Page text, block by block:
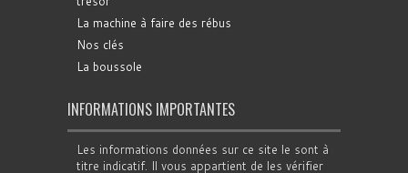
La machine à faire des rébus
Nos clés
La boussole
INFORMATIONS IMPORTANTES
Les informations données sur ce site le sont à
titre indicatif. Il vous appartient de les vérifier